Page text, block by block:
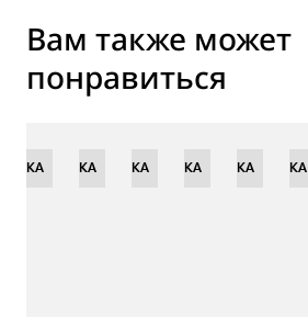
Вам также может
понравиться
НОВИНКАНОВИНКАНОВИНКАНОВИНКА
ОГРАНИЧЕННАЯ
НОВИНКА